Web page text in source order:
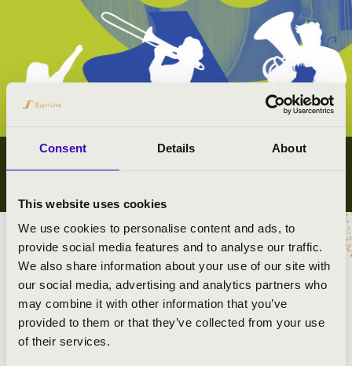
Consent Details About
This website uses cookies
We use cookies to personalise content and ads, to
provide social media features and to analyse our traffic.
We also share information about your use of our site with
our social media, advertising and analytics partners who
may combine it with other information that you’ve
provided to them or that they’ve collected from your use
of their services.
IFJÚSÁGI KONCERTEK
Megyei koncert lista
Összes ifjúsági koncert
#zeneóra ifjúsági kiajánló I.